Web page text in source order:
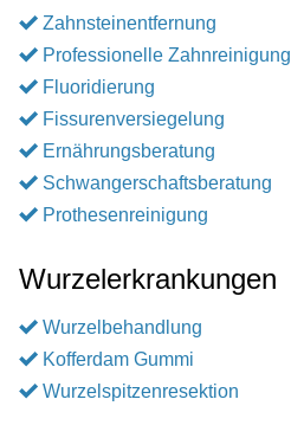
Zahnsteinentfernung
Professionelle Zahnreinigung
Fluoridierung
Fissurenversiegelung
Ernährungsberatung
Schwangerschaftsberatung
Prothesenreinigung
Wurzelerkrankungen
Wurzelbehandlung
Kofferdam Gummi
Wurzelspitzenresektion